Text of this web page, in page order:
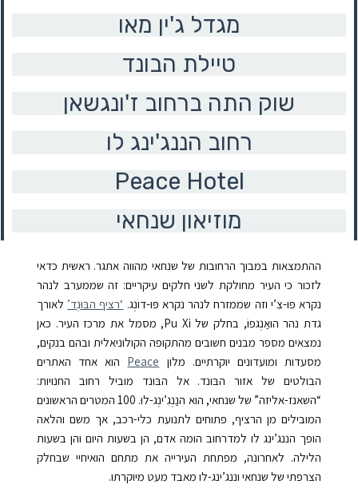
מגדל ג'ין מאו
טיילת הבונד
שוק התה ברחוב ז'ונגשאן
רחוב הננג'ינג לו
Peace Hotel
מוזיאון שנחאי
ההתמצאות במבוך הרחובות של שנחאי מהווה אתגר. ראשית כדאי
לזכור כי העיר מחולקת לשני חלקים עיקריים: זה שממערב לנהר
נקרא פּוּ-צִ’י וזה שממזרח לנהר נקרא פּוּ-דוֹנְג. ‘רציף הבּוּנְד’ לאורך
גדת נהר הוּאַנְגפוֹ, בחלק של Pu Xi, מסמל את מרכז העיר. כאן
נמצאים מספר מבנים חשובים מהתקופה הקולוניאלית ובהם בנקים,
מסעדות ומועדונים יוקרתיים. מלון Peace הוא אחד האתרים
הבולטים של אזור הבּונד.אל הבּונד מוביל רחוב החנויות:
“השאנז-אליזה” של שנחאי, הוא הנַנְגִ’ינְג-לוּ. 100 המטרים הראשונים
המובילים מן הרציף, פתוחים לתנועת כלי-רכב, אך משם והלאה
הופך הננג’ינג לו למדרחוב הומה אדם, הן בשעות היום והן בשעות
הלילה. לאחרונה, מפתחת העירייה את מתחם הואיחיי שבחלק
הצרפתי של שנחאי וננג’ינג-לו מאבד מעט מיוקרתו.